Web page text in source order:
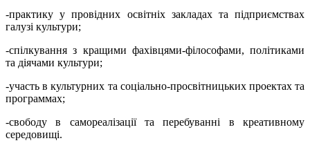
-практику у провідних освітніх закладах та підприємствах
галузі культури;
-спілкування з кращими фахівцями-філософами, політиками
та діячами культури;
-участь в культурних та соціально-просвітницьких проектах та
программах;
-свободу в самореалізації та перебуванні в креативному
середовищі.